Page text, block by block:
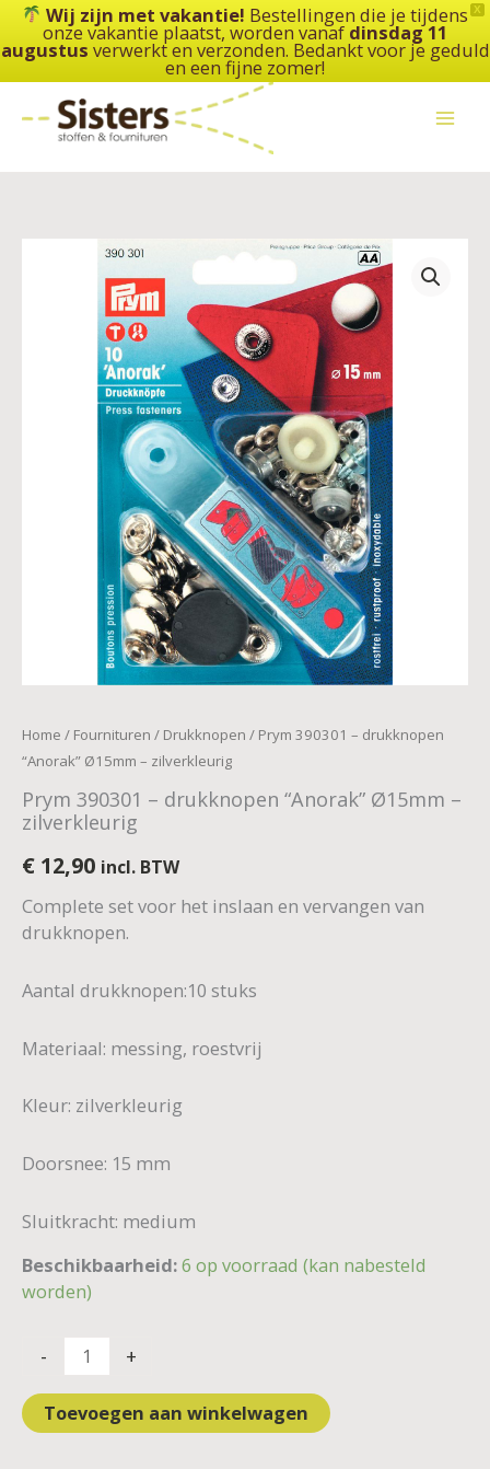
X
Wij zijn met vakantie! Bestellingen die je tijdens
onze vakantie plaatst, worden vanaf dinsdag 11
augustus verwerkt en verzonden. Bedankt voor je geduld
en een fijne zomer!
de
inhoud
Home / Fournituren / Drukknopen / Prym 390301 – drukknopen
“Anorak” Ø15mm – zilverkleurig
Prym 390301 – drukknopen “Anorak” Ø15mm –
zilverkleurig
€ 12,90 incl. BTW
Complete set voor het inslaan en vervangen van
drukknopen.
Aantal drukknopen:10 stuks
Materiaal: messing, roestvrij
Kleur: zilverkleurig
Doorsnee: 15 mm
Sluitkracht: medium
Beschikbaarheid:6 op voorraad (kan nabesteld
worden)
-
drukknopen
zilverkleurig
+
Toevoegen aan winkelwagen